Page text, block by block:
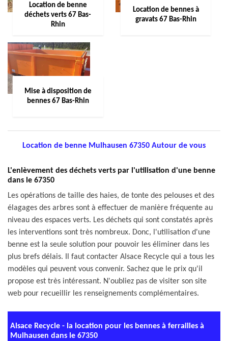
Location de benne
déchets verts 67 Bas-
Rhin
Location de bennes à
gravats 67 Bas-Rhin
Mise à disposition de
bennes 67 Bas-Rhin
Location de benne Mulhausen 67350 Autour de vous
L'enlèvement des déchets verts par l'utilisation d'une benne
dans le 67350
Les opérations de taille des haies, de tonte des pelouses et des
élagages des arbres sont à effectuer de manière fréquente au
niveau des espaces verts. Les déchets qui sont constatés après
les interventions sont très nombreux. Donc, l'utilisation d'une
benne est la seule solution pour pouvoir les éliminer dans les
plus brefs délais. Il faut contacter Alsace Recycle qui a tous les
modèles qui peuvent vous convenir. Sachez que le prix qu'il
propose est très intéressant. N'oubliez pas de visiter son site
web pour recueillir les renseignements complémentaires.
Alsace Recycle - la location pour les bennes à ferrailles à
Mulhausen dans le 67350